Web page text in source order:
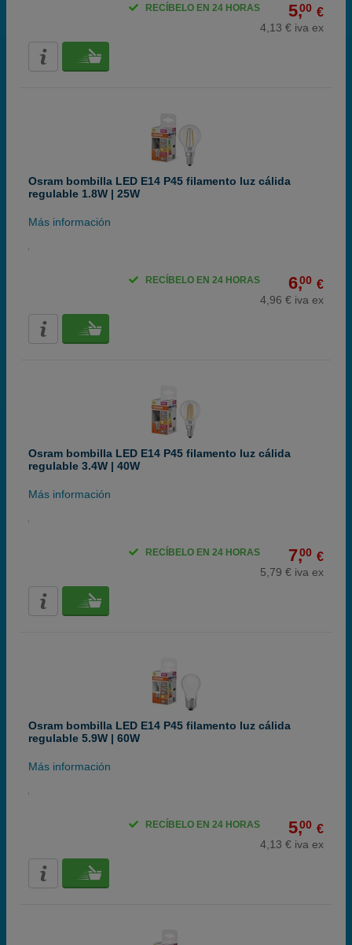
5,00 €
4,13 € iva ex
RECÍBELO EN 24 HORAS
Osram bombilla LED E14 P45 filamento luz cálida
regulable 1.8W | 25W
Más información
6,00 €
4,96 € iva ex
RECÍBELO EN 24 HORAS
Osram bombilla LED E14 P45 filamento luz cálida
regulable 3.4W | 40W
Más información
7,00 €
5,79 € iva ex
RECÍBELO EN 24 HORAS
Osram bombilla LED E14 P45 filamento luz cálida
regulable 5.9W | 60W
Más información
5,00 €
4,13 € iva ex
RECÍBELO EN 24 HORAS